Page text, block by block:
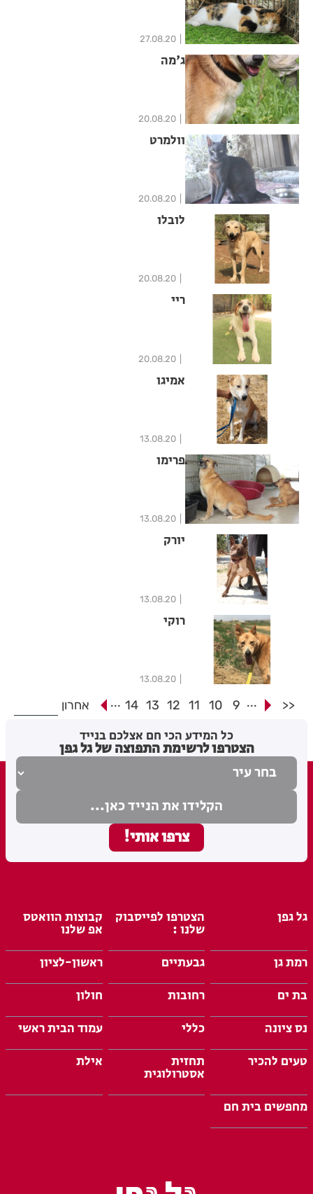
27.08.20
ג'מה
20.08.20
וולמרט
20.08.20
לובלו
20.08.20
ריי
20.08.20
אמיגו
13.08.20
פרימו
13.08.20
יורק
13.08.20
רוקי
13.08.20
<<
...
9
10
11
12
13
14
... אחרון
כל המידע הכי חם אצלכם בנייד
הצטרפו לרשימת התפוצה של גל גפן
גל גפן הצטרפו לפייסבוק
שלנו :
קבוצות הוואטס
אפ שלנו
רמת גן
גבעתיים
ראשון-לציון
בת ים
רחובות
חולון
נס ציונה
כללי
עמוד הבית ראשי
טעים להכיר
תחזית
אסטרולוגית
אילת
מחפשים בית חם